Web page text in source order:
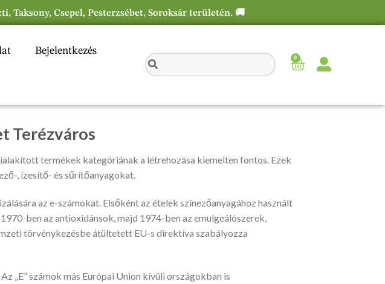
Taksony, Csepel, Pesterzsébet, Soroksár területén. 🚚
Bejelentkezés
0
Terézváros
termékek kategóriának a létrehozása kiemelten fontos. Ezek
, ízesítő- és sűrítőanyagokat.
az e-számokat. Elsőként az ételek színezőanyagához használt
ben az antioxidánsok, majd 1974-ben az emulgeálószerek,
törvénykezésbe átültetett EU-s direktíva szabályozza
„E” számok más Európai Union kívüli országokban is